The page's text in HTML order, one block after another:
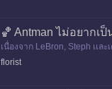
🏀 Antman ไม่อยากเ
เนื่องจาก LeBron, Steph เเ
florist